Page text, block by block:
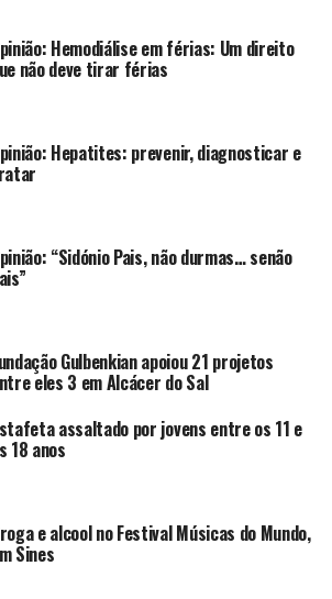
Hemodiálise em férias: Um direito
não deve tirar férias
Hepatites: prevenir, diagnosticar e
“Sidónio Pais, não durmas… senão
Gulbenkian apoiou 21 projetos
eles 3 em Alcácer do Sal
assaltado por jovens entre os 11 e
18 anos
e alcool no Festival Músicas do Mundo,
Sines